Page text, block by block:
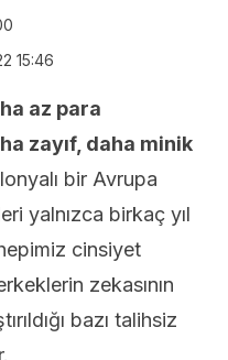
15:46
az para
zayıf, daha minik
bir Avrupa
yalnızca birkaç yıl
cinsiyet
zekasının
bazı talihsiz